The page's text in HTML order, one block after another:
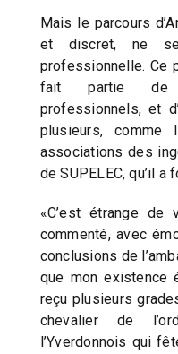
Mais le parcours
et discret, ne
professionnelle. Ce
fait partie de
professionnels, et
plusieurs, comme
associations des
de SUPELEC, qu’il a
«C’est étrange
commenté, avec
conclusions de
que mon existence
reçu plusieurs
chevalier de
l’Yverdonnois qui